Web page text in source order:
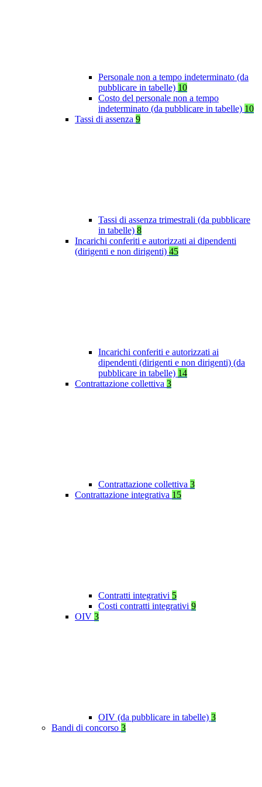
Personale non a tempo indeterminato (da
pubblicare in tabelle) 10
Costo del personale non a tempo
indeterminato (da pubblicare in tabelle) 10
Tassi di assenza 9
Tassi di assenza trimestrali (da pubblicare
in tabelle) 8
Incarichi conferiti e autorizzati ai dipendenti
(dirigenti e non dirigenti) 45
Incarichi conferiti e autorizzati ai
dipendenti (dirigenti e non dirigenti) (da
pubblicare in tabelle) 14
Contrattazione collettiva 3
Contrattazione collettiva 3
Contrattazione integrativa 15
Contratti integrativi 5
Costi contratti integrativi 9
OIV 3
OIV (da pubblicare in tabelle) 3
Bandi di concorso 3